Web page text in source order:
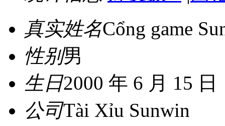
真实姓名Cổng game
性别男
生日2000 年 6 月 15 日
公司Tài Xỉu Sunwin